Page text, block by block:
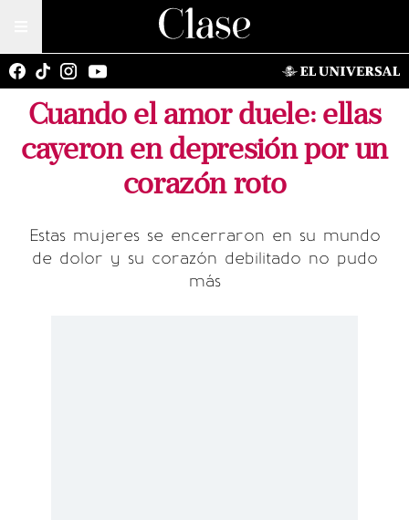
Cuando el amor duele: ellas
cayeron en depresión por un
corazón roto
Estas mujeres se encerraron en su mundo
de dolor y su corazón debilitado no pudo
más